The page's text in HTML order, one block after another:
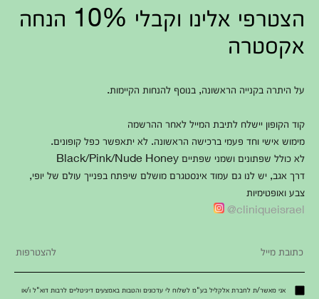
הצטרפי אלינו וקבלי 10% הנחה
אקסטרה
על היתרה בקנייה הראשונה, בנוסף להנחות הקיימות.
קוד הקופון יישלח לתיבת המייל לאחר ההרשמה
מימוש אישי וחד פעמי ברכישה הראשונה. לא יתאפשר כפל קופונים.
לא כולל שפתונים ושמני שפתיים Black/Pink/Nude Honey
דרך אגב, יש לנו גם עמוד אינסטגרם מושלם שיפתח בפנייך עולם של יופי,
צבע ואופטימיות
cliniqueisrael@
אני מאשר/ת לחברת אלקליל בע"מ לשלוח לי עדכונים והטבות באמצעים דיגיטליים לרבות דוא"ל ו/או